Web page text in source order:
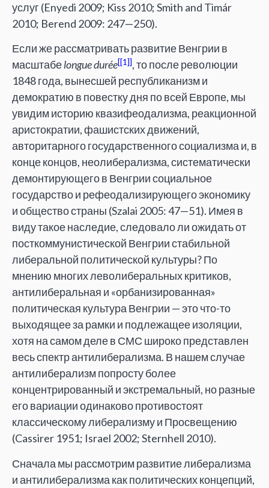
услуг (Enyedi 2009; Kiss 2010; Smith and Timár
2010; Berend 2009: 247—250).
Если же рассматривать развитие Венгрии в
масштабеlongue durée [1] , то после революции
1848 года, вынесшей республиканизм и
демократию в повестку дня по всей Европе, мы
увидим историю квазифеодализма, реакционной
аристократии, фашистских движений,
авторитарного государственного социализма и, в
конце концов, неолиберализма, систематически
демонтирующего в Венгрии социальное
государство и рефеодализирующего экономику
и общество страны (Szalai 2005: 47—51). Имея в
виду такое наследие, следовало ли ожидать от
посткоммунистической Венгрии стабильной
либеральной политической культуры? По
мнению многих леволиберальных критиков,
антилиберальная и «орбанизированная»
политическая культура Венгрии — это что-то
выходящее за рамки и подлежащее изоляции,
хотя на самом деле в СМС широко представлен
весь спектр антилиберализма. В нашем случае
антилиберализм попросту более
концентрированный и экстремальный, но разные
его вариации одинаково противостоят
классическому либерализму и Просвещению
(Cassirer 1951; Israel 2002; Sternhell 2010).
Сначала мы рассмотрим развитие либерализма
и антилиберализма как политических концепций,